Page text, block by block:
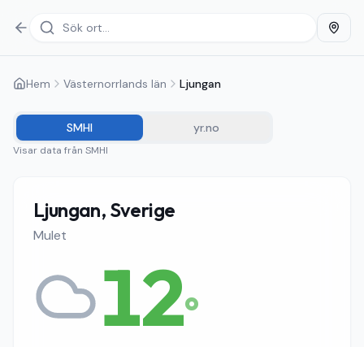
Hem Västernorrlands län Ljungan
SMHI yr.no
Visar data från SMHI
Ljungan, Sverige
Mulet
12°